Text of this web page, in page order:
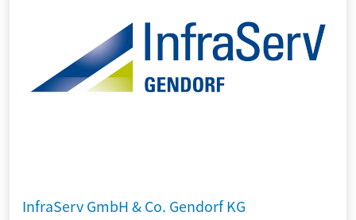
InfraServ GmbH & Co. Gendorf KG